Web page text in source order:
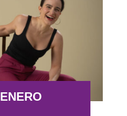
ENERO